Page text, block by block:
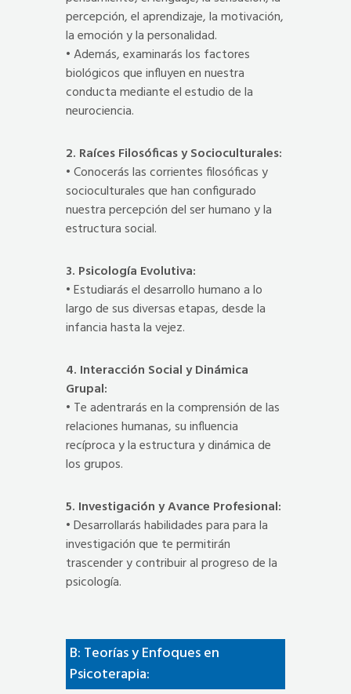
percepción, el aprendizaje, la motivación,
la emoción y la personalidad.
• Además, examinarás los factores
biológicos que influyen en nuestra
conducta mediante el estudio de la
neurociencia.
2. Raíces Filosóficas y Socioculturales:
• Conocerás las corrientes filosóficas y
socioculturales que han configurado
nuestra percepción del ser humano y la
estructura social.
3. Psicología Evolutiva:
• Estudiarás el desarrollo humano a lo
largo de sus diversas etapas, desde la
infancia hasta la vejez.
4. Interacción Social y Dinámica
Grupal:
• Te adentrarás en la comprensión de las
relaciones humanas, su influencia
recíproca y la estructura y dinámica de
los grupos.
5. Investigación y Avance Profesional:
• Desarrollarás habilidades para para la
investigación que te permitirán
trascender y contribuir al progreso de la
psicología.
B: Teorías y Enfoques en
Psicoterapia: